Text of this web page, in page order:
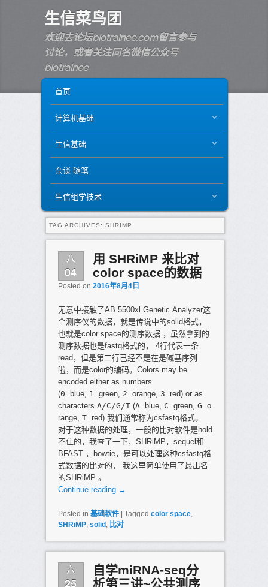
生信菜鸟团
欢迎去论坛biotrainee.com留言参与
讨论，或者关注同名微信公众号
biotrainee
SKIP TO PRIMARY CONTENT
SKIP TO SECONDARY CONTENT
首页
计算机基础
生信基础
杂谈-随笔
生信组学技术
TAG ARCHIVES: SHRIMP
八
04
用 SHRiMP 来比对
color space的数据
Posted on 2016年8月4日
无意中接触了AB 5500xl Genetic Analyzer这
个测序仪的数据，就是传说中的solid格式，
也就是color space的测序数据 ，虽然拿到的
测序数据也是fastq格式的， 4行代表一条
read，但是第二行已经不是在是碱基序列
啦，而是color的编码。Colors may be
encoded either as numbers
(0=blue, 1 =green, 2=orange, 3=red) or as
characters A/C/G/T(A=blue, C=green, G=o
range, T=red).我们通常称为csfastq格式。
对于这种数据的处理，一般的比对软件是hold
不住的，我查了一下，SHRiMP，sequel和
BFAST ，bowtie，是可以处理这种csfastq格
式数据的比对的， 我这里简单使用了最出名
的SHRiMP 。
Continue reading →
Posted in 基础软件 | Tagged color space,
SHRiMP, solid, 比对
六
25
自学miRNA-seq分
析第三讲~公共测序